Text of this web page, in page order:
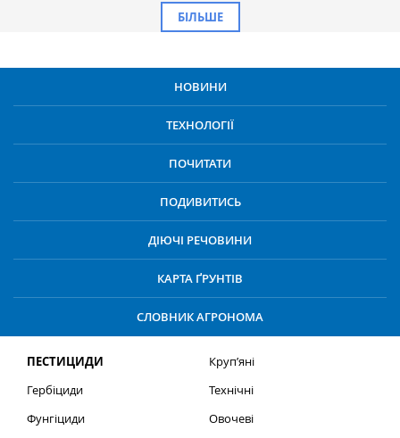
БІЛЬШЕ
НОВИНИ
ТЕХНОЛОГІЇ
ПОЧИТАТИ
ПОДИВИТИСЬ
ДІЮЧІ РЕЧОВИНИ
КАРТА ҐРУНТІВ
СЛОВНИК АГРОНОМА
ПЕСТИЦИДИ
Гербіциди
Фунгіциди
Круп’яні
Технічні
Овочеві